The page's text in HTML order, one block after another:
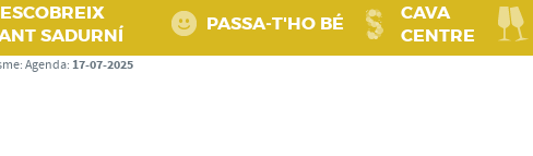
SADURNÍ
PASSA‑T'HO BÉ
CAVA
CENTRE
: Agenda: 17-07-2025